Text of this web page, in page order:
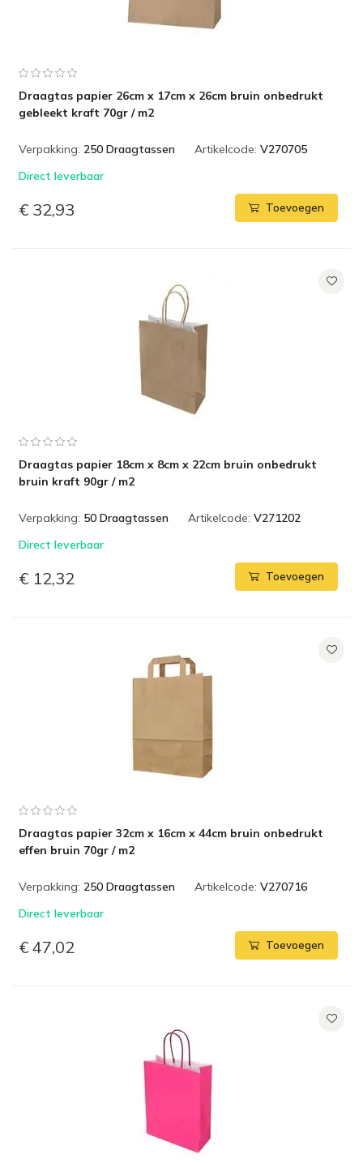
Draagtas papier 26cm x 17cm x 26cm bruin onbedrukt
gebleekt kraft 70gr / m2
Verpakking: 250 Draagtassen Artikelcode: V270705
Direct leverbaar
€ 32,93 Toevoegen
Draagtas papier 18cm x 8cm x 22cm bruin onbedrukt
bruin kraft 90gr / m2
Verpakking: 50 Draagtassen Artikelcode: V271202
Direct leverbaar
€ 12,32 Toevoegen
Draagtas papier 32cm x 16cm x 44cm bruin onbedrukt
effen bruin 70gr / m2
Verpakking: 250 Draagtassen Artikelcode: V270716
Direct leverbaar
€ 47,02 Toevoegen